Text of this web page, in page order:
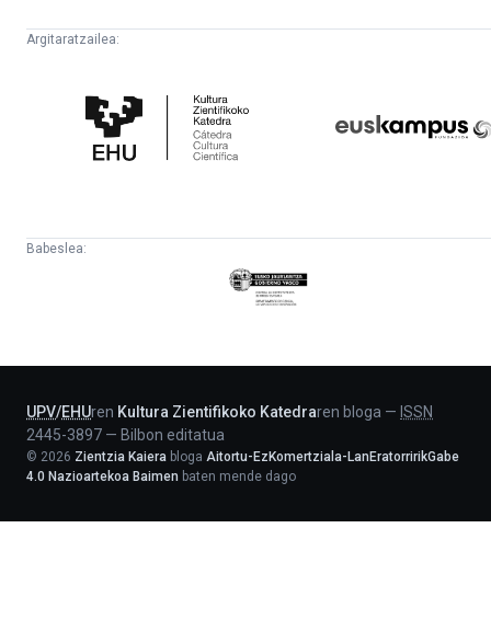
Argitaratzailea:
Zientifikoko
Katedra
Babeslea:
Eusko
Jaurlaritza
UPV/EHUren Kultura Zientifikoko Katedraren bloga — ISSN
2445-3897 — Bilbon editatua
© 2026 Zientzia Kaiera bloga Aitortu-EzKomertziala-LanEratorririkGabe
4.0 Nazioartekoa Baimen baten mende dago